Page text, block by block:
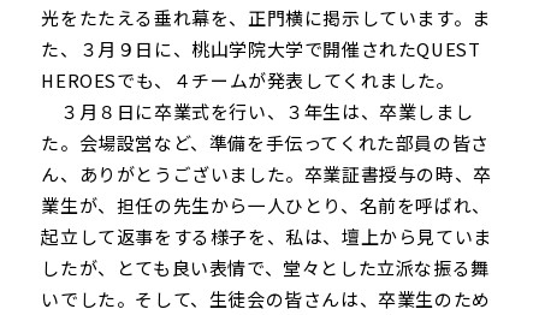
光をたたえる垂れ幕を、正門横に掲示しています。ま
た、３月９日に、桃山学院大学で開催されたQUEST
HEROESでも、４チームが発表してくれました。
３月８日に卒業式を行い、３年生は、卒業しまし
た。会場設営など、準備を手伝ってくれた部員の皆さ
ん、ありがとうございました。卒業証書授与の時、卒
業生が、担任の先生から一人ひとり、名前を呼ばれ、
起立して返事をする様子を、私は、壇上から見ていま
したが、とても良い表情で、堂々とした立派な振る舞
いでした。そして、生徒会の皆さんは、卒業生のため